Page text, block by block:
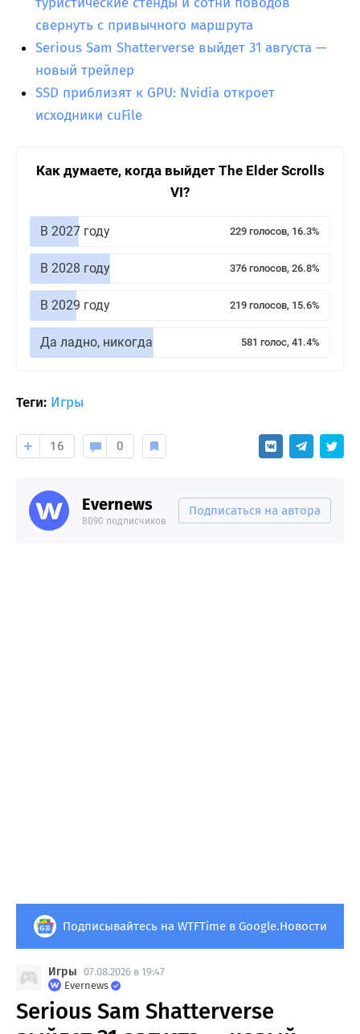
свернуть с привычного маршрута
Serious Sam Shatterverse выйдет 31 августа —
новый трейлер
SSD приблизят к GPU: Nvidia откроет
исходники cuFile
Как думаете, когда выйдет The Elder Scrolls
VI?
В 2027 году 229 голосов, 16.3%
В 2028 году 376 голосов, 26.8%
В 2029 году 219 голосов, 15.6%
Да ладно, никогда 581 голос, 41.4%
Теги: Игры
16 0
Evernews
8090 подписчиков
Подписаться на автора
Подписывайтесь на WTFTime в Google.Новости
Игры 07.08.2026 в 19:47
Evernews
Serious Sam Shatterverse